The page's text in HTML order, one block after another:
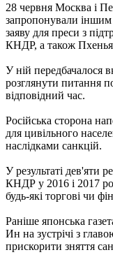
28 червня Москва і
запропонували
заяву для преси з
КНДР, а також
У ній передбачалося
розглянути питання
відповідний час.
Російська сторона
для цивільного
наслідками санкцій.
У результаті дев'яти
КНДР у 2016 і 2017
будь-які торгові чи
Раніше японська
Ин на зустрічі з
прискорити зняття